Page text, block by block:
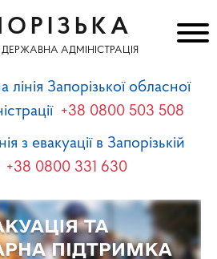
АДМІНІСТРАЦІЯ
лінія Запорізької обласної
+38 0800 503 508
з евакуації в Запорізькій
+38 0800 331 630